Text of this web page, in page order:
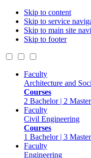
Skip to content
Skip to service
Skip to main site
Skip to footer
Faculty
Architecture and
Courses
2 Bachelor | 2 Master
Faculty
Civil Engineering
Courses
1 Bachelor | 3
Faculty
Engineering